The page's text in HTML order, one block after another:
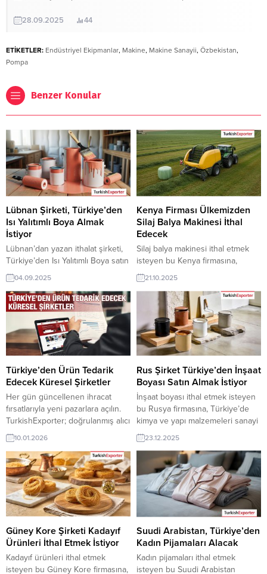
28.09.2025 44
ETİKETLER: Endüstriyel Ekipmanlar, Makine, Makine Sanayii, Özbekistan,
Pompa
Benzer Konular
Lübnan Şirketi, Türkiye’den
Isı Yalıtımlı Boya Almak
İstiyor
Lübnan’dan yazan ithalat şirketi,
Türkiye’den Isı Yalıtımlı Boya satın
almak istiyor. Boya & kaplama
ürünleri üreticisi olan Türk
şirketler için Lübnan’dan gelen
bu talep yeni bir ihracat pazarı
olabilir. Bu alım ilanın detaylarına
TurkishExporter / VIP üyeleri
cevap verebilir. ➤ Talebin
detaylarına buradan
ulaşabilirsiniz. Tüm Boya İthalat
TalepleriLübnan’dan Gelen
İthalat...
04.09.2025
Kenya Firması Ülkemizden
Silaj Balya Makinesi İthal
Edecek
Silaj balya makinesi ithal etmek
isteyen bu Kenya firmasına,
Türkiye’de tarım makinaları ve
hayvancılık ekipmanları ile balya
makinesi üreticisi veya tedarikçisi
olan ihracatçı firmalar teklif
sunabilirler. Yeni bir ihracat pazarı
fırsatı olan bu alım ilanının iletişim
bilgilerine TurkishExporter VIP
üyeleri ile TE üyelik kredisi sahibi
ihracat şirketleri erişebilmektedir.
➤ Bu...
21.10.2025
Türkiye’den Ürün Tedarik
Edecek Küresel Şirketler
Her gün güncellenen ihracat
fırsatlarıyla yeni pazarlara açılın.
TurkishExporter; doğrulanmış alıcı
talepleri, sektör bazlı ilanlar ve
hedef ülke odaklı eşleştirmelerle
Türk ihracatçılarını dünyanın dört
bir yanındaki alıcılarla buluşturur.
Günün Öne Çıkan Alım Talepleri
Nijeryalı Firma, Buğday Ekmeklik
Un Tedarikçisi ArıyorÇekya
Firması, Türkiye’den Kahve Talep
EdiyorTunuslu Şirket, Protein
Tozu İthal Etmek...
10.01.2026
Rus Şirket Türkiye’den İnşaat
Boyası Satın Almak İstiyor
İnşaat boyası ithal etmek isteyen
bu Rusya firmasına, Türkiye’de
kimya ve yapı malzemeleri sanayi
ile boya üreticisi veya tedarikçisi
olan ihracatçı firmalar teklif
sunabilirler. Yeni bir ihracat pazarı
fırsatı olan bu alım ilanının iletişim
bilgilerine TurkishExporter VIP
üyeleri ile TE üyelik kredisi sahibi
ihracat şirketleri erişebilmektedir.
➤ Bu ithalat alım...
23.12.2025
Güney Kore Şirketi Kadayıf
Ürünleri İthal Etmek İstiyor
Kadayıf ürünleri ithal etmek
isteyen bu Güney Kore firmasına,
Suudi Arabistan, Türkiye’den
Kadın Pijamaları Alacak
Kadın pijamaları ithal etmek
isteyen bu Suudi Arabistan